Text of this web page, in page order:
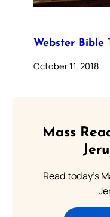
Webster Bible
October 11, 2018
Mass
Read today's